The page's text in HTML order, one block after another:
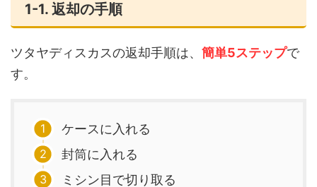
1-1. 返却の手順
ツタヤディスカスの返却手順は、 簡単5ステップで
す。
ケースに入れる
封筒に入れる
ミシン目で切り取る